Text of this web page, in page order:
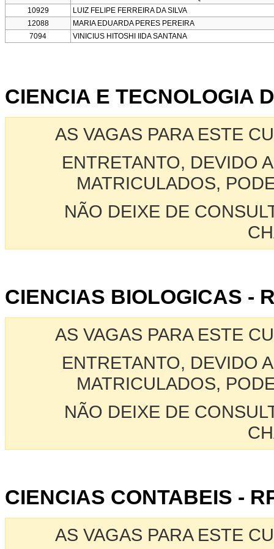
10929
LUIZ FELIPE FERREIRA DA SILVA
12088
MARIA EDUARDA PERES PEREIRA
7094
VINICIUS HITOSHI IIDA SANTANA
CIENCIA E TECNOLOGIA
AS VAGAS PARA ESTE
ENTRETANTO, DEVIDO
MATRICULADOS,
NÃO DEIXE DE
CIENCIAS BIOLOGICAS -
AS VAGAS PARA ESTE
ENTRETANTO, DEVIDO
MATRICULADOS,
NÃO DEIXE DE
CIENCIAS CONTABEIS -
AS VAGAS PARA ESTE